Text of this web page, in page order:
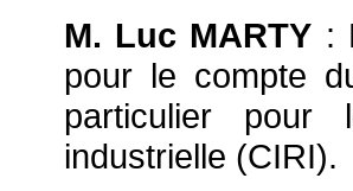
M. Luc MARTY :
pour le compte
particulier pour
industrielle (CIRI).